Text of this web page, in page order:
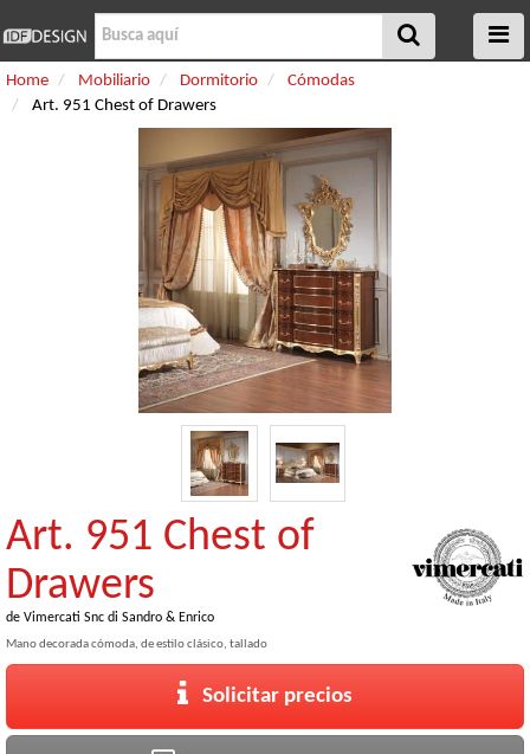
Home Mobiliario Dormitorio
Cómodas
Art. 951 Chest of Drawers
Art. 951 Chest of
Drawers
de Vimercati Snc di Sandro & Enrico
Mano decorada cómoda, de estilo clásico, tallado
Solicitar precios